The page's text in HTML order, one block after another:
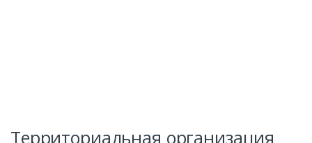
Территориальная организация